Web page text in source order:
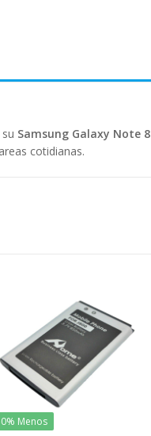
Samsung Galaxy Note 8
cotidianas.
Menos